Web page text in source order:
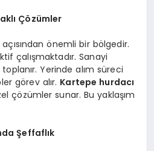
Çözümler
önemli bir bölgedir.
çalışmaktadır. Sanayi
Yerinde alım süreci
görev alır. Kartepe hurdacı
çözümler sunar. Bu yaklaşım
Şeffaflık